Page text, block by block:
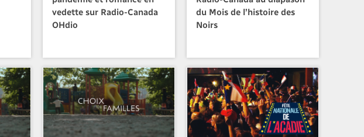
vedette sur Radio-Canada
OHdio
du Mois de l’histoire des
Noirs